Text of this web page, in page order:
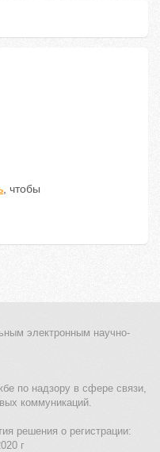
, чтобы
электронным научно-
по надзору в сфере связи,
коммуникаций.
решения о регистрации:
г